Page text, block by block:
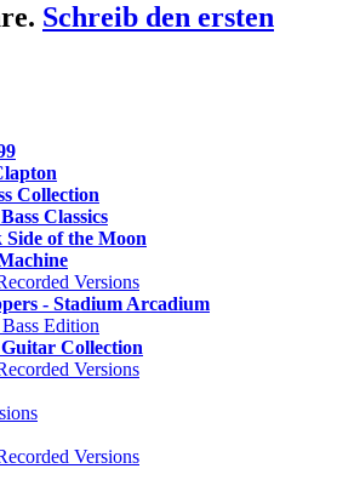
Schreib den ersten
Collection
Classics
of the Moon
Versions
- Stadium Arcadium
Edition
Collection
Versions
Versions